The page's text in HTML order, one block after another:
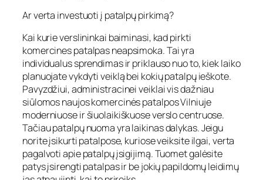
Ar verta investuoti į patalpų pirkimą?
Kai kurie verslininkai baiminasi, kad pirkti
komercines patalpas neapsimoka. Tai yra
individualus sprendimas ir priklauso nuo to, kiek laiko
planuojate vykdyti veiklą bei kokių patalpų ieškote.
Pavyzdžiui, administracinei veiklai vis dažniau
siūlomos naujos komercinės patalpos Vilniuje
moderniuose ir šiuolaikiškuose verslo centruose.
Tačiau patalpų nuoma yra laikinas dalykas. Jeigu
norite įsikurti patalpose, kuriose veiksite ilgai, verta
pagalvoti apie patalpų įsigijimą. Tuomet galėsite
patys įsirengti patalpas ir be jokių papildomų leidimų